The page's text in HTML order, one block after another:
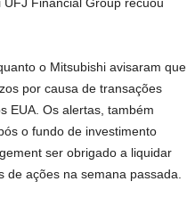
o Mitsubishi avisaram que
por causa de transações
EUA. Os alertas, também
o fundo de investimento
ser obrigado a liquidar
ações na semana passada.